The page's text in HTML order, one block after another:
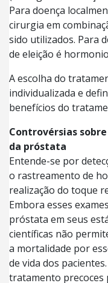
Para doença
cirurgia em
sido utilizados. Para
de eleição é
A escolha do
individualizada e
benefícios do
Controvérsias
da próstata
Entende-se por
o rastreamento de
realização do toque
Embora esses
próstata em seus
científicas não
a mortalidade por
de vida dos
tratamento precoces